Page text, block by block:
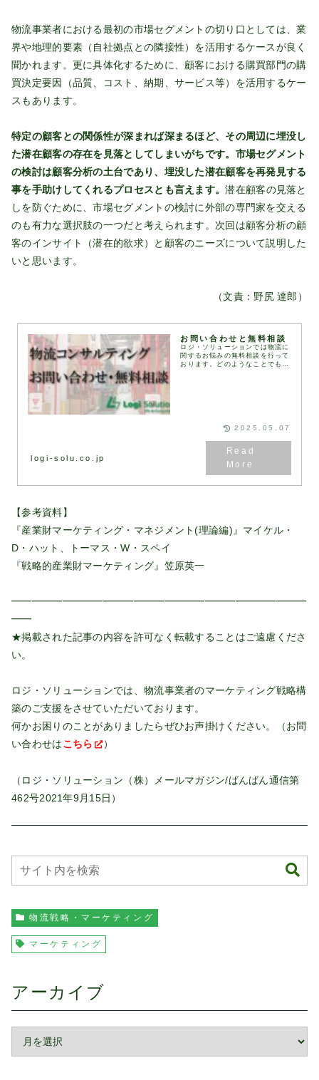
物流事業者における最初の市場セグメントの切り口としては、業
界や地理的要素（自社拠点との隣接性）を活用するケースが良く
聞かれます。更に具体化するために、顧客における購買部門の購
買決定要因（品質、コスト、納期、サービス等）を活用するケー
スもあります。
特定の顧客との関係性が深まれば深まるほど、その周辺に埋没し
た潜在顧客の存在を見落としてしまいがちです。市場セグメント
の検討は顧客分析の土台であり、埋没した潜在顧客を再発見する
事を手助けしてくれるプロセスとも言えます。潜在顧客の見落と
しを防ぐために、市場セグメントの検討に外部の専門家を交える
のも有力な選択肢の一つだと考えられます。次回は顧客分析の顧
客のインサイト（潜在的欲求）と顧客のニーズについて説明した
いと思います。
（文責：野尻 達郎）
お問い合わせと無料相談
ロジ・ソリューションでは物流に
関するお悩みの無料相談を行って
おります。どのようなことでもお
logi-solu.co.jp
2025.05.07
【参考資料】
『産業財マーケティング・マネジメント(理論編)』マイケル・
D・ハット、トーマス・W・スペイ
『戦略的産業財マーケティング』笠原英一
━━━━━━━━━━━━━━━━━━━━━━━━━━━━━
━━
★掲載された記事の内容を許可なく転載することはご遠慮くださ
い。
ロジ・ソリューションでは、物流事業者のマーケティング戦略構
築のご支援をさせていただいております。
何かお困りのことがありましたらぜひお声掛けください。（お問
い合わせはこちら ）
（ロジ・ソリューション（株）メールマガジン/ばんばん通信第
462号2021年9月15日）
物流戦略・マーケティング
マーケティング
アーカイブ